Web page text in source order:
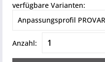
verfügbare Varianten:
Anzahl: